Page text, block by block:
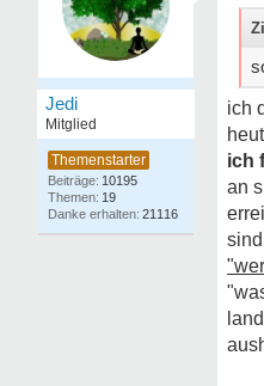
Jedi
Mitglied
10195
19
21116
ich
ich
an